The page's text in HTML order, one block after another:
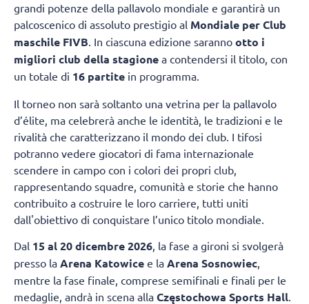
grandi potenze della pallavolo mondiale e garantirà un
palcoscenico di assoluto prestigio al Mondiale per Club
maschile FIVB. In ciascuna edizione saranno otto i
migliori club della stagione a contendersi il titolo, con
un totale di 16 partite in programma.
Il torneo non sarà soltanto una vetrina per la pallavolo
d’élite, ma celebrerà anche le identità, le tradizioni e le
rivalità che caratterizzano il mondo dei club. I tifosi
potranno vedere giocatori di fama internazionale
scendere in campo con i colori dei propri club,
rappresentando squadre, comunità e storie che hanno
contribuito a costruire le loro carriere, tutti uniti
dall'obiettivo di conquistare l’unico titolo mondiale.
Dal 15 al 20 dicembre 2026, la fase a gironi si svolgerà
presso la Arena Katowice e la Arena Sosnowiec,
mentre la fase finale, comprese semifinali e finali per le
medaglie, andrà in scena alla Częstochowa Sports Hall.